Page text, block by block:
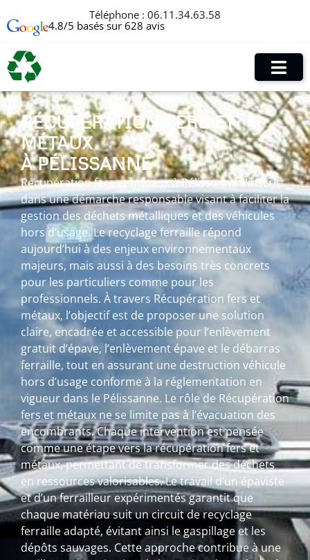
Téléphone : 06.11.34.63.58
4.8/5 basés sur 628 avis
RÉCUPÉRATION FERS ET
MÉTAUX
À PÉLISSANNE
Récupération fers et métaux à Pélissanne s’inscrit
dans une démarche responsable visant à faciliter la
gestion des déchets métalliques et des véhicules
hors d’usage. Le recyclage ferraille répond
aujourd’hui à des enjeux environnementaux
majeurs, mais aussi à des besoins très concrets
pour les particuliers comme pour les
professionnels. À travers Récupération fers et
métaux, l’objectif est de proposer une solution
claire, encadrée et accessible pour l’enlèvement
gratuit d’épave, l’enlèvement épave et le débarras
ferraille, tout en assurant une destruction véhicule
hors d’usage conforme à la réglementation en
vigueur dans le Pélissanne. Le rôle de Récupération
fers et métaux ne se limite pas à l’évacuation des
encombrants. Chaque intervention est pensée
comme une étape vers la récupération fers et
métaux, permettant de transformer des déchets
en ressources valorisables. Le travail d’un épaviste
et d’un ferrailleur expérimentés garantit que
chaque matériau suit un circuit de recyclage
ferraille adapté, évitant ainsi le gaspillage et les
dépôts sauvages. Cette approche contribue à une